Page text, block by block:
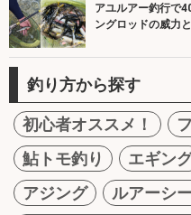
アユルアー釣行で
ングロッドの威力
釣り方から探す
初心者オススメ！
鮎トモ釣り
エギン
アジング
ルアーシ